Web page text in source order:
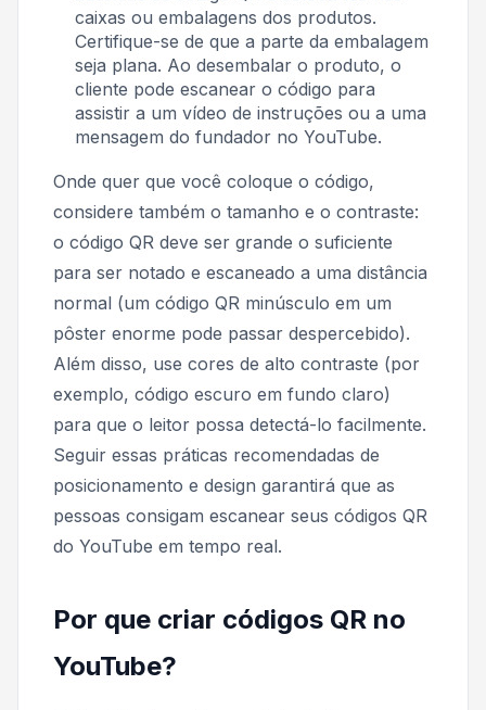
caixas ou embalagens dos produtos.
Certifique-se de que a parte da embalagem
seja plana. Ao desembalar o produto, o
cliente pode escanear o código para
assistir a um vídeo de instruções ou a uma
mensagem do fundador no YouTube.
Onde quer que você coloque o código,
considere também o tamanho e o contraste:
o código QR deve ser grande o suficiente
para ser notado e escaneado a uma distância
normal (um código QR minúsculo em um
pôster enorme pode passar despercebido).
Além disso, use cores de alto contraste (por
exemplo, código escuro em fundo claro)
para que o leitor possa detectá-lo facilmente.
Seguir essas práticas recomendadas de
posicionamento e design garantirá que as
pessoas consigam escanear seus códigos QR
do YouTube em tempo real.
Por que criar códigos QR no
YouTube?